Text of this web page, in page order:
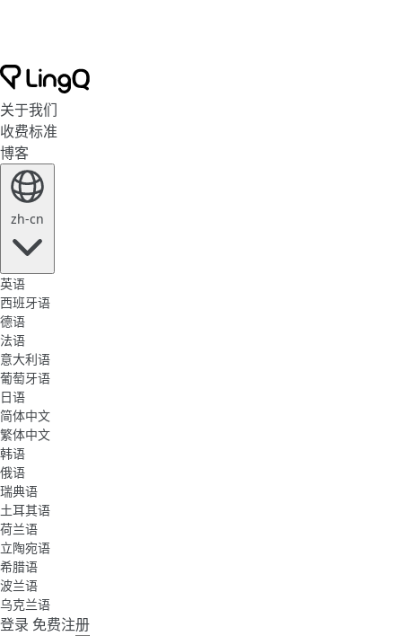
关于我们
收费标准
博客
zh-cn
英语
西班牙语
德语
法语
意大利语
葡萄牙语
日语
简体中文
繁体中文
韩语
俄语
瑞典语
土耳其语
荷兰语
立陶宛语
希腊语
波兰语
乌克兰语
登录 免费注册